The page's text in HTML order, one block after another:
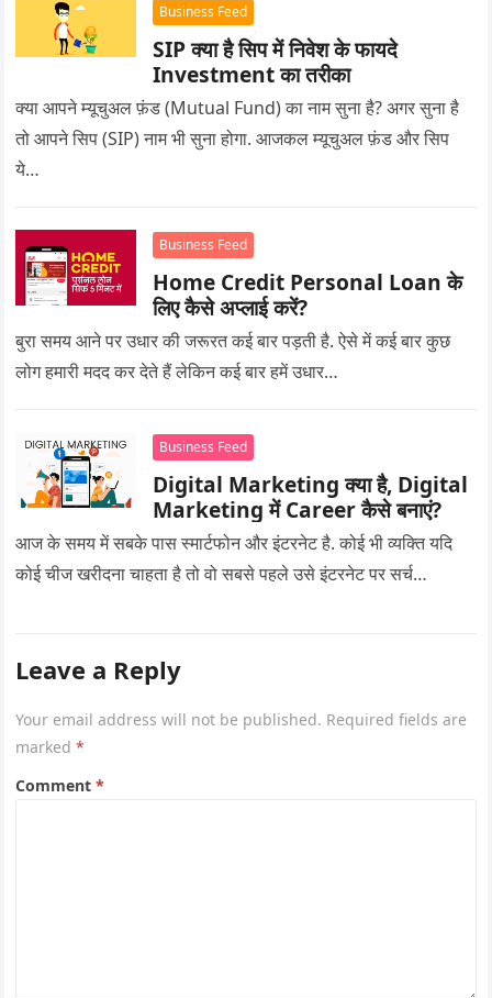
Business Feed
SIP क्या है सिप में निवेश के फायदे
Investment का तरीका
क्या आपने म्यूचुअल फ़ंड (Mutual Fund) का नाम सुना है? अगर सुना है
तो आपने सिप (SIP) नाम भी सुना होगा. आजकल म्यूचुअल फ़ंड और सिप
ये…
Business Feed
Home Credit Personal Loan के
लिए कैसे अप्लाई करें?
बुरा समय आने पर उधार की जरूरत कई बार पड़ती है. ऐसे में कई बार कुछ
लोग हमारी मदद कर देते हैं लेकिन कई बार हमें उधार…
Business Feed
Digital Marketing क्या है, Digital
Marketing में Career कैसे बनाएं?
आज के समय में सबके पास स्मार्टफोन और इंटरनेट है. कोई भी व्यक्ति यदि
कोई चीज खरीदना चाहता है तो वो सबसे पहले उसे इंटरनेट पर सर्च…
Leave a Reply
Your email address will not be published. Required fields are
marked*
Comment*